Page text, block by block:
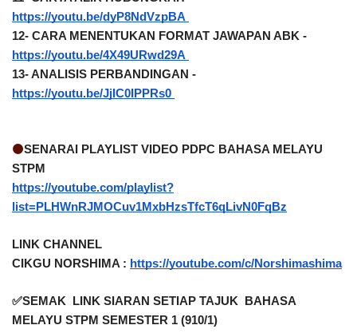
https://youtu.be/dyP8NdVzpBA
https://youtu.be/4X49URwd29A
https://youtu.be/JjIC0IPPRs0
🟠SENARAI PLAYLIST VIDEO PDPC BAHASA MELAYU
STPM
https://youtube.com/playlist?
list=PLHWnRJMOCuv1MxbHzsTfcT6qLivN0FqBz
LINK CHANNEL
CIKGU NORSHIMA : https://youtube.com/c/Norshimashima
✅SEMAK  LINK SIARAN SETIAP TAJUK  BAHASA
MELAYU STPM SEMESTER 1 (910/1)